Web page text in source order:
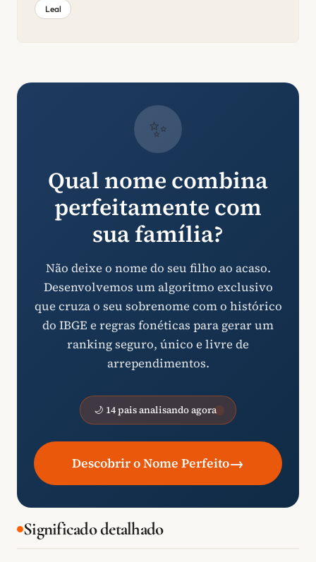
Leal
✨
Qual nome combina
perfeitamente com
sua família?
Não deixe o nome do seu filho ao acaso.
Desenvolvemos um algoritmo exclusivo
que cruza o seu sobrenome com o histórico
do IBGE e regras fonéticas para gerar um
ranking seguro, único e livre de
arrependimentos.
🌙 14 pais analisando agora
Descobrir o Nome Perfeito→
Significado detalhado